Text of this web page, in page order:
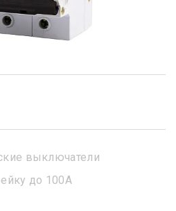
выключатели
до 100А